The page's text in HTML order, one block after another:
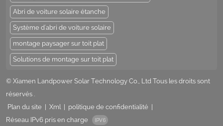
Abri de voiture solaire étanche
Système d'abri de voiture solaire
montage paysager sur toit plat
Solutions de montage sur toit plat
© Xiamen Landpower Solar Technology Co., Ltd Tous les droits sont
réservés .
Plan du site
Xml politique de confidentialité
Réseau IPv6 pris en charge